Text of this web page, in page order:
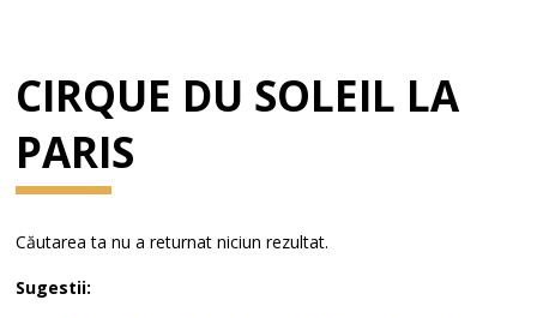
CIRQUE DU SOLEIL LA
PARIS
Căutarea ta nu a returnat niciun rezultat.
Sugestii: